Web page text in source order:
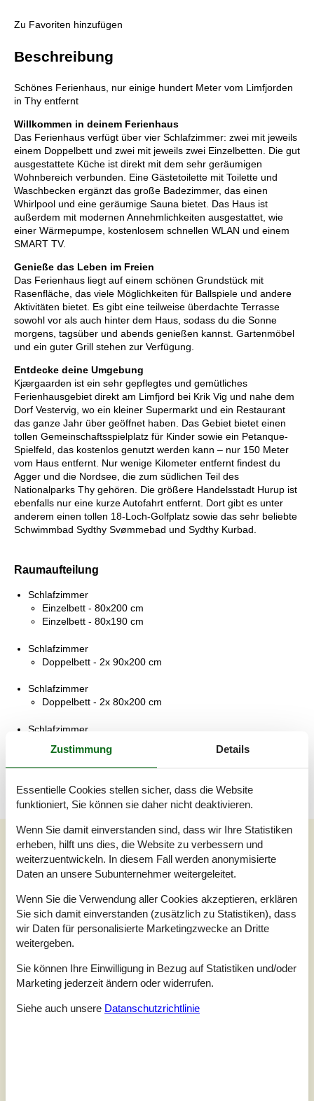
Zu Favoriten hinzufügen
Beschreibung
Schönes Ferienhaus, nur einige hundert Meter vom Limfjorden
in Thy entfernt
Willkommen in deinem Ferienhaus
Das Ferienhaus verfügt über vier Schlafzimmer: zwei mit jeweils
einem Doppelbett und zwei mit jeweils zwei Einzelbetten. Die gut
ausgestattete Küche ist direkt mit dem sehr geräumigen
Wohnbereich verbunden. Eine Gästetoilette mit Toilette und
Waschbecken ergänzt das große Badezimmer, das einen
Whirlpool und eine geräumige Sauna bietet. Das Haus ist
außerdem mit modernen Annehmlichkeiten ausgestattet, wie
einer Wärmepumpe, kostenlosem schnellen WLAN und einem
SMART TV.
Genieße das Leben im Freien
Das Ferienhaus liegt auf einem schönen Grundstück mit
Rasenfläche, das viele Möglichkeiten für Ballspiele und andere
Aktivitäten bietet. Es gibt eine teilweise überdachte Terrasse
sowohl vor als auch hinter dem Haus, sodass du die Sonne
morgens, tagsüber und abends genießen kannst. Gartenmöbel
und ein guter Grill stehen zur Verfügung.
Entdecke deine Umgebung
Kjærgaarden ist ein sehr gepflegtes und gemütliches
Ferienhausgebiet direkt am Limfjord bei Krik Vig und nahe dem
Dorf Vestervig, wo ein kleiner Supermarkt und ein Restaurant
das ganze Jahr über geöffnet haben. Das Gebiet bietet einen
tollen Gemeinschaftsspielplatz für Kinder sowie ein Petanque-
Spielfeld, das kostenlos genutzt werden kann – nur 150 Meter
vom Haus entfernt. Nur wenige Kilometer entfernt findest du
Agger und die Nordsee, die zum südlichen Teil des
Nationalparks Thy gehören. Die größere Handelsstadt Hurup ist
ebenfalls nur eine kurze Autofahrt entfernt. Dort gibt es unter
anderem einen tollen 18-Loch-Golfplatz sowie das sehr beliebte
Schwimmbad Sydthy Svømmebad und Sydthy Kurbad.
Raumaufteilung
Schlafzimmer
Einzelbett - 80x200 cm
Einzelbett - 80x190 cm
Schlafzimmer
Doppelbett - 2x 90x200 cm
Schlafzimmer
Doppelbett - 2x 80x200 cm
Schlafzimmer
Einzelbett - 80x200 cm
Unsere Gästebewertungen
Unsere Gästebewertungen
5,0 Bezogen auf2Bewertungen
5 (2)
4
3
1
Zustimmung Details
Essentielle Cookies stellen sicher, dass die Website
funktioniert, Sie können sie daher nicht deaktivieren.
Wenn Sie damit einverstanden sind, dass wir Ihre Statistiken
erheben, hilft uns dies, die Website zu verbessern und
weiterzuentwickeln. In diesem Fall werden anonymisierte
Daten an unsere Subunternehmer weitergeleitet.
Wenn Sie die Verwendung aller Cookies akzeptieren, erklären
Sie sich damit einverstanden (zusätzlich zu Statistiken), dass
wir Daten für personalisierte Marketingzwecke an Dritte
weitergeben.
Sie können Ihre Einwilligung in Bezug auf Statistiken und/oder
Marketing jederzeit ändern oder widerrufen.
Siehe auch unsere Datanschutzrichtlinie